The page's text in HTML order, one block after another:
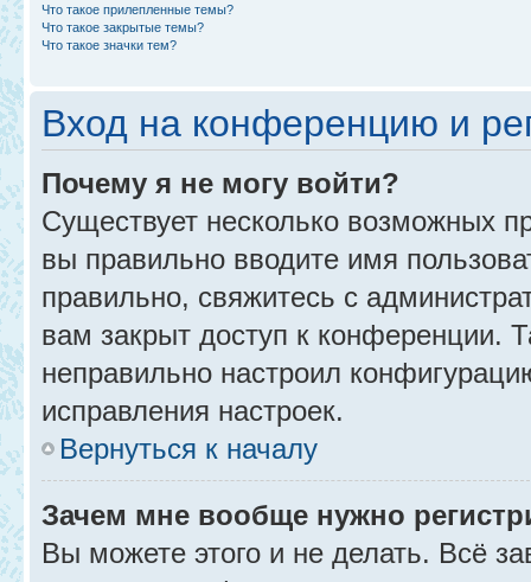
Что такое прилепленные темы?
Что такое закрытые темы?
Что такое значки тем?
Вход на конференцию и
Почему я не могу войти?
Существует несколько возможных
вы правильно вводите имя
правильно, свяжитесь с
вам закрыт доступ к конференции.
неправильно настроил
исправления настроек.
Вернуться к началу
Зачем мне вообще нужно
Вы можете этого и не делать. Всё